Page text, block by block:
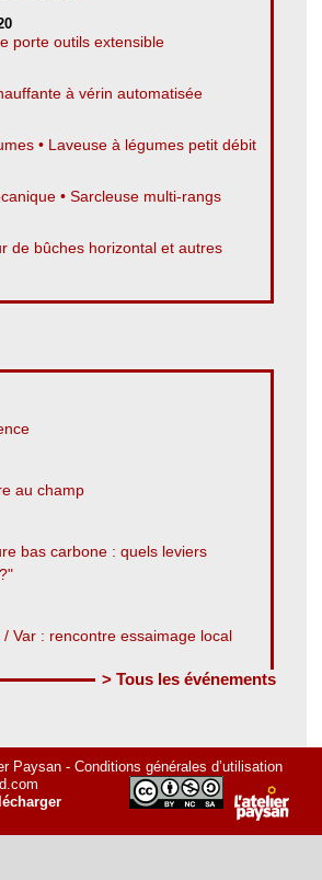
porte outils extensible
à vérin automatisée
• Laveuse à légumes petit débit
• Sarcleuse multi-rangs
de bûches horizontal et autres
au champ
bas carbone : quels leviers
Var : rencontre essaimage local
> Tous les événements
Paysan - Conditions générales d’utilisation